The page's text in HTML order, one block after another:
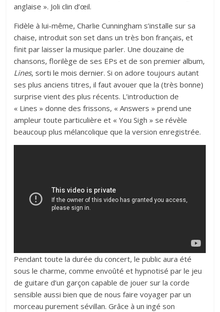
anglaise ». Joli clin d’œil.
Fidèle à lui-même, Charlie Cunningham s’installe sur sa
chaise, introduit son set dans un très bon français, et
finit par laisser la musique parler. Une douzaine de
chansons, florilège de ses EPs et de son premier album,
Lines, sorti le mois dernier. Si on adore toujours autant
ses plus anciens titres, il faut avouer que la (très bonne)
surprise vient des plus récents. L’introduction de
« Lines » donne des frissons, « Answers » prend une
ampleur toute particulière et « You Sigh » se révèle
beaucoup plus mélancolique que la version enregistrée.
Pendant toute la durée du concert, le public aura été
sous le charme, comme envoûté et hypnotisé par le jeu
de guitare d’un garçon capable de jouer sur la corde
sensible aussi bien que de nous faire voyager par un
morceau purement sévillan. Grâce à un ingé son